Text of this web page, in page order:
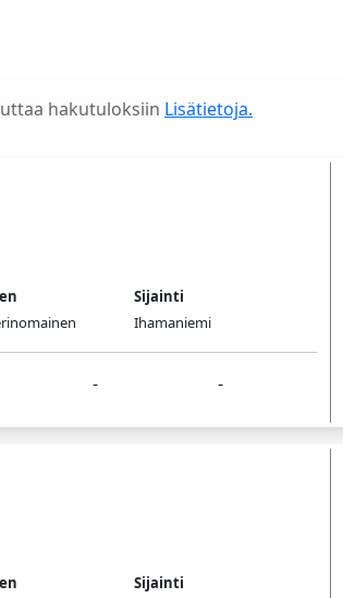
hakutuloksiin Lisätietoja.
Sijainti
Ihamaniemi
- -
Sijainti